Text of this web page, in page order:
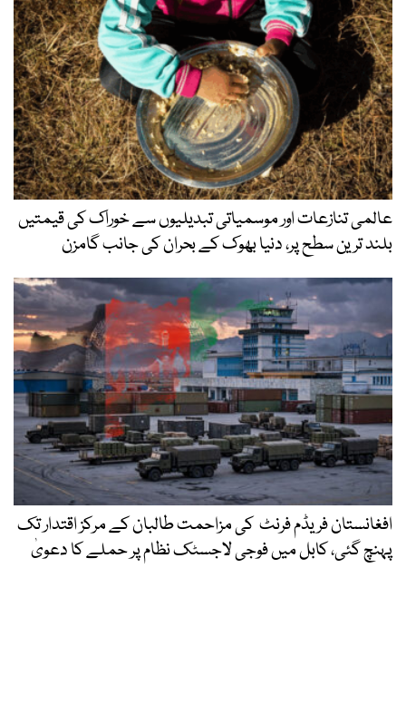
عالمی تنازعات اور موسمیاتی تبدیلیوں سے خوراک کی قیمتیں
بلند ترین سطح پر، دنیا بھوک کے بحران کی جانب گامزن
افغانستان فریڈم فرنٹ کی مزاحمت طالبان کے مرکز اقتدار تک
پہنچ گئی، کابل میں فوجی لاجسٹک نظام پر حملے کا دعویٰ